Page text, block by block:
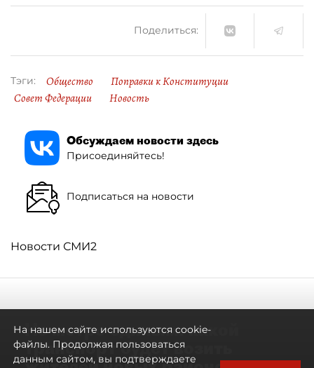
Поделиться:
Тэги: Общество
Поправки к Конституции
Совет Федерации
Новость
Обсуждаем новости здесь
Присоединяйтесь!
Подписаться на новости
Новости СМИ2
Не метро единым: какой
транспорт будет возить
На нашем сайте используются cookie-
файлы. Продолжая пользоваться
данным сайтом, вы подтверждаете